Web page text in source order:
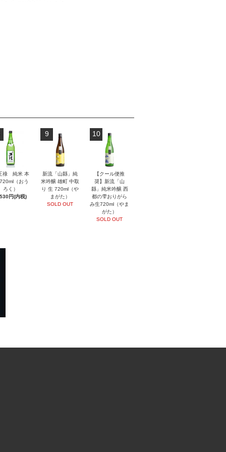
祿 純米 本
（おう
ろく）
円(内税)
9
新流「山縣」純
米吟醸 雄町 中取
り 生 720ml（や
まがた）
SOLD OUT
10
【クール便推
奨】新流「山
縣」純米吟醸 西
都の雫おりがら
み生720ml（やま
がた）
SOLD OUT